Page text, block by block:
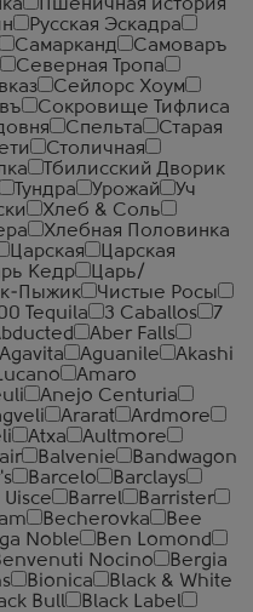
Пшеничная история
Русская Эскадра
Самарканд
Самоваръ
Северная Тропа
Сейлорс Хоум
Сокровище Тифлиса
Спельта
Старая
Столичная
Тбилисский Дворик
Тундра Урожай
Уч
Хлеб & Соль
Хлебная Половинка
Царская
Царская
Кедр
Царь/
Пыжик
Чистые Росы
Tequila 3 Caballos
7
Aber Falls
Agavita Aguanile
Akashi
Amaro
Anejo Centuria
Ararat
Ardmore
Atxa
Aultmore
Balvenie
Bandwagon
Barcelo
Barclays
Uisce Barrel
Barrister
Becherovka
Bee
Noble
Ben Lomond
Nocino
Bergia
Bionica
Black & White
Bull Black Label